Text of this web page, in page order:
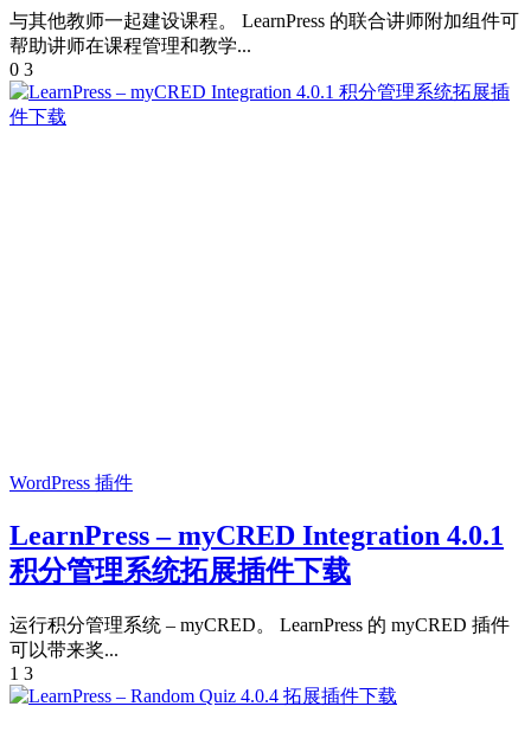
与其他教师一起建设课程。 LearnPress 的联合讲师附加组件可
帮助讲师在课程管理和教学...
0 3
WordPress 插件
LearnPress – myCRED Integration 4.0.1
积分管理系统拓展插件下载
运行积分管理系统 – myCRED。 LearnPress 的 myCRED 插件
可以带来奖...
1 3